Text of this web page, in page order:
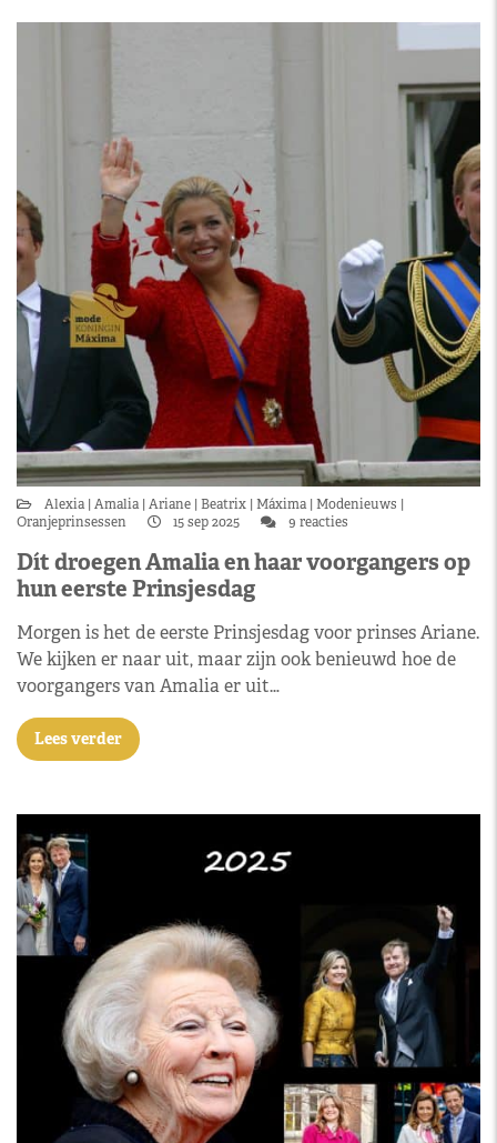
Alexia Amalia Ariane Beatrix Máxima Modenieuws
Oranjeprinsessen
15 sep 2025 9 reacties
Dít droegen Amalia en haar voorgangers op
hun eerste Prinsjesdag
Morgen is het de eerste Prinsjesdag voor prinses Ariane.
We kijken er naar uit, maar zijn ook benieuwd hoe de
voorgangers van Amalia er uit…
Lees verder